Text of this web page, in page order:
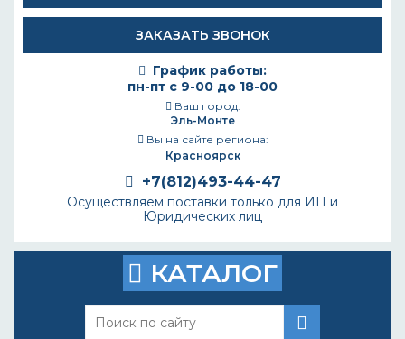
ЗАКАЗАТЬ ЗВОНОК
График работы:
пн-пт с 9-00 до 18-00
Ваш город:
Эль-Монте
Вы на сайте региона:
Красноярск
+7(812)493-44-47
Осуществляем поставки только для ИП и
Юридических лиц
КАТАЛОГ